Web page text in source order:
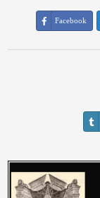
Facebook